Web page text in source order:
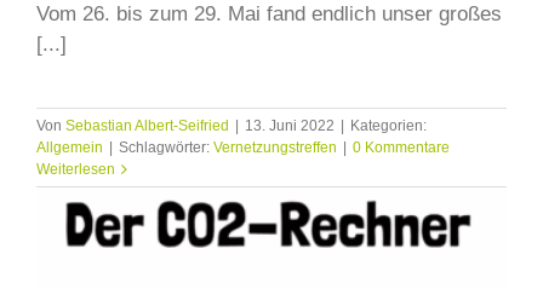
Vom 26. bis zum 29. Mai fand endlich unser großes
[...]
Von Sebastian Albert-Seifried | 13. Juni 2022 | Kategorien:
Allgemein | Schlagwörter: Vernetzungstreffen | 0 Kommentare
Weiterlesen